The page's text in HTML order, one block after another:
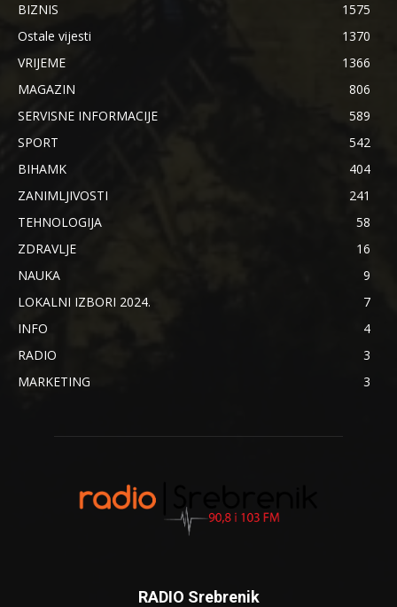
BIZNIS
1575
Ostale vijesti
1370
VRIJEME
1366
MAGAZIN
806
SERVISNE INFORMACIJE
589
SPORT
542
BIHAMK
404
ZANIMLJIVOSTI
241
TEHNOLOGIJA
58
ZDRAVLJE
16
NAUKA
9
LOKALNI IZBORI 2024.
7
INFO
4
RADIO
3
MARKETING
3
RADIO Srebrenik